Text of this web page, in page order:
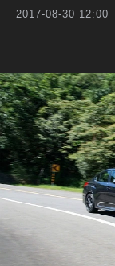
2017-08-30 12:00